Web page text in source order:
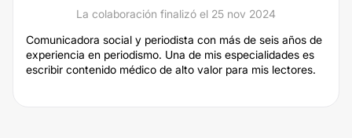
La colaboración finalizó el 25 nov 2024
Comunicadora social y periodista con más de seis años de
experiencia en periodismo. Una de mis especialidades es
escribir contenido médico de alto valor para mis lectores.